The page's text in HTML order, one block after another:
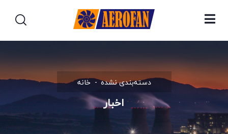
خانه دسته‌بندی نشده
اخبار